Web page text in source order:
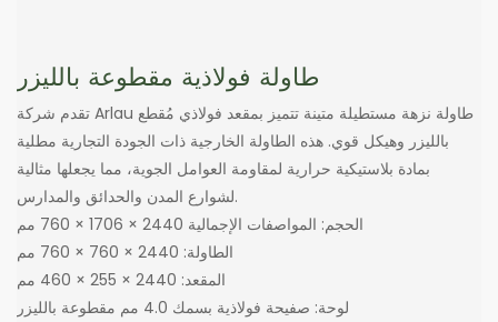
طاولة فولاذية مقطوعة بالليزر
تقدم شركة Arlau طاولة نزهة مستطيلة متينة تتميز بمقعد فولاذي مُقطع
بالليزر وهيكل قوي. هذه الطاولة الخارجية ذات الجودة التجارية مطلية
بمادة بلاستيكية حرارية لمقاومة العوامل الجوية، مما يجعلها مثالية
لشوارع المدن والحدائق والمدارس.
الحجم: المواصفات الإجمالية 2440 × 1706 × 760 مم
الطاولة: 2440 × 760 × 760 مم
المقعد: 2440 × 255 × 460 مم
لوحة: صفيحة فولاذية بسمك 4.0 مم مقطوعة بالليزر